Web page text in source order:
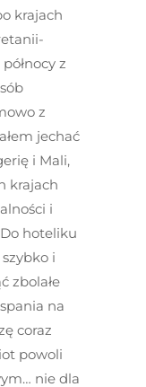
krajach
z
z
jechać
i Mali,
krajach
i
hoteliku
i
zbolałe
na
coraz
powoli
nie dla